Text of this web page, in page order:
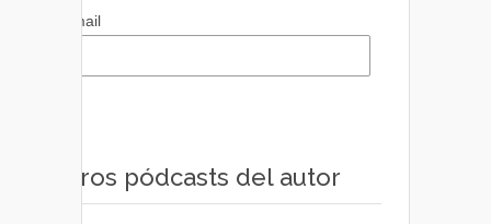
Email
Otros pódcasts del autor